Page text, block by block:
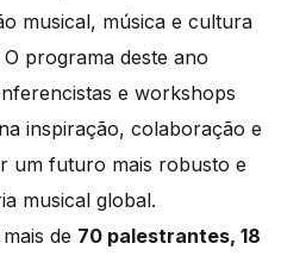
musical, música e cultura
programa deste ano
e workshops
inspiração, colaboração e
um futuro mais robusto e
musical global.
de 70 palestrantes, 18